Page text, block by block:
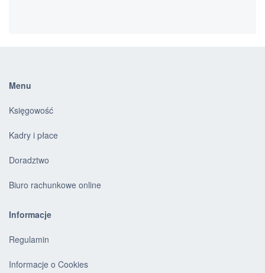
Menu
Księgowość
Kadry i płace
Doradztwo
Biuro rachunkowe online
Informacje
Regulamin
Informacje o Cookies